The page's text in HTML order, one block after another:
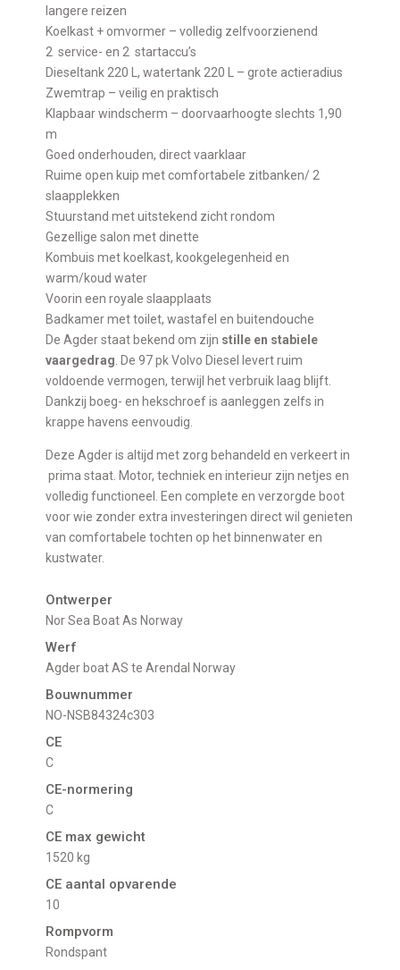
langere reizen
Koelkast + omvormer – volledig zelfvoorzienend
2 service- en 2 startaccu’s
Dieseltank 220 L, watertank 220 L – grote actieradius
Zwemtrap – veilig en praktisch
Klapbaar windscherm – doorvaarhoogte slechts 1,90
m
Goed onderhouden, direct vaarklaar
Ruime open kuip met comfortabele zitbanken/ 2
slaapplekken
Stuurstand met uitstekend zicht rondom
Gezellige salon met dinette
Kombuis met koelkast, kookgelegenheid en
warm/koud water
Voorin een royale slaapplaats
Badkamer met toilet, wastafel en buitendouche
De Agder staat bekend om zijn stille en stabiele
vaargedrag . De 97 pk Volvo Diesel levert ruim
voldoende vermogen, terwijl het verbruik laag blijft.
Dankzij boeg- en hekschroef is aanleggen zelfs in
krappe havens eenvoudig.
Deze Agder is altijd met zorg behandeld en verkeert in
prima staat. Motor, techniek en interieur zijn netjes en
volledig functioneel. Een complete en verzorgde boot
voor wie zonder extra investeringen direct wil genieten
van comfortabele tochten op het binnenwater en
kustwater.
Ontwerper
Nor Sea Boat As Norway
Werf
Agder boat AS te Arendal Norway
Bouwnummer
NO-NSB84324c303
CE
C
CE-normering
C
CE max gewicht
1520 kg
CE aantal opvarende
10
Rompvorm
Rondspant